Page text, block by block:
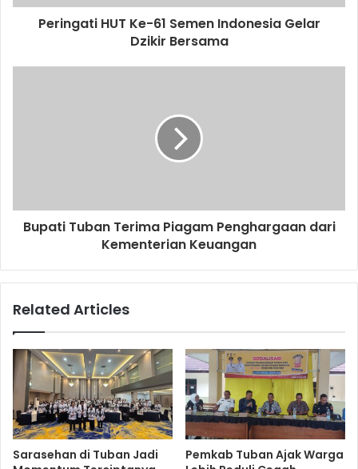
d
Peringati HUT Ke-61 Semen Indonesia Gelar
Dzikir Bersama
Bupati Tuban Terima Piagam Penghargaan dari
Kementerian Keuangan
Related Articles
Sarasehan di Tuban Jadi
Pemkab Tuban Ajak Warga